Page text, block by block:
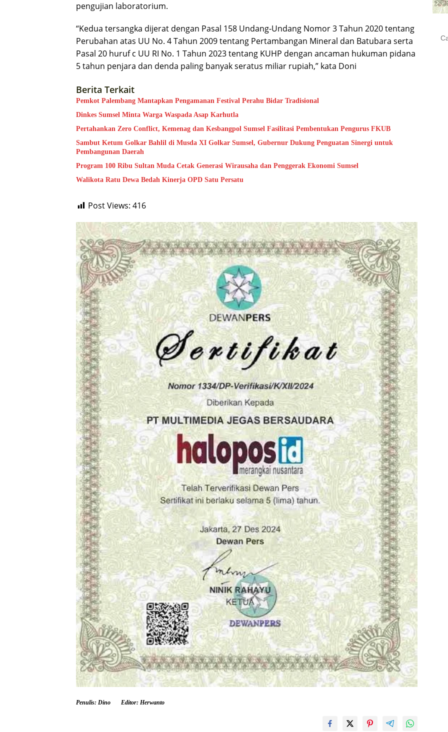
pengujian laboratorium.
“Kedua tersangka dijerat dengan Pasal 158 Undang-Undang Nomor 3 Tahun 2020 tentang
Perubahan atas UU No. 4 Tahun 2009 tentang Pertambangan Mineral dan Batubara serta
Pasal 20 huruf c UU RI No. 1 Tahun 2023 tentang KUHP dengan ancaman hukuman pidana
5 tahun penjara dan denda paling banyak seratus miliar rupiah,” kata Doni
Berita Terkait
Pemkot Palembang Mantapkan Pengamanan Festival Perahu Bidar Tradisional
Dinkes Sumsel Minta Warga Waspada Asap Karhutla
Pertahankan Zero Conflict, Kemenag dan Kesbangpol Sumsel Fasilitasi Pembentukan Pengurus FKUB
Sambut Ketum Golkar Bahlil di Musda XI Golkar Sumsel, Gubernur Dukung Penguatan Sinergi untuk
Pembangunan Daerah
Program 100 Ribu Sultan Muda Cetak Generasi Wirausaha dan Penggerak Ekonomi Sumsel
Walikota Ratu Dewa Bedah Kinerja OPD Satu Persatu
Post Views: 416
Penulis: Dino Editor: Herwanto